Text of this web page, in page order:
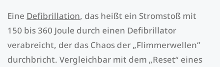
Eine Defibrillation, das heißt ein Stromstoß mit
150 bis 360 Joule durch einen Defibrillator
verabreicht, der das Chaos der „Flimmerwellen“
durchbricht. Vergleichbar mit dem „Reset“ eines